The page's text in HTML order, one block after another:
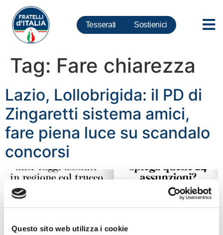
Questo sito web utilizza i cookie
Tesserati Sostienici
Tag: Fare chiarezza
Lazio, Lollobrigida: il PD di
Zingaretti sistema amici,
fare piena luce su scandalo
concorsi